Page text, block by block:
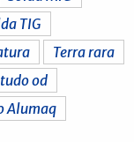
TIG
Terra rara
tudo od
Alumaq